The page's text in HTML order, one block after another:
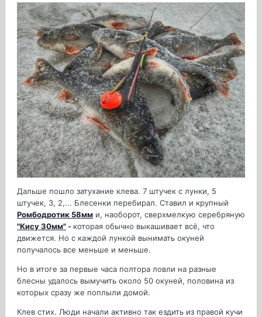
Дальше пошло затухание клева. 7 штучек с лунки, 5
штучек, 3, 2,... Блесенки перебирал. Ставил и крупный
Ромбодротик 58мм и, наоборот, сверхмелкую серебряную
"Кису 30мм" - которая обычно выкашивает всё, что
движется. Но с каждой лункой вынимать окуней
получалось все меньше и меньше.
Но в итоге за первые часа полтора ловли на разные
блесны удалось вымучить около 50 окуней, половина из
которых сразу же поплыли домой.
Клев стих. Люди начали активно так ездить из правой кучи